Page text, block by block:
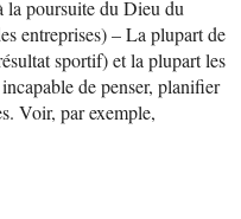
la poursuite du Dieu du
entreprises) – La plupart de
sportif) et la plupart les
de penser, planifier
Voir, par exemple,